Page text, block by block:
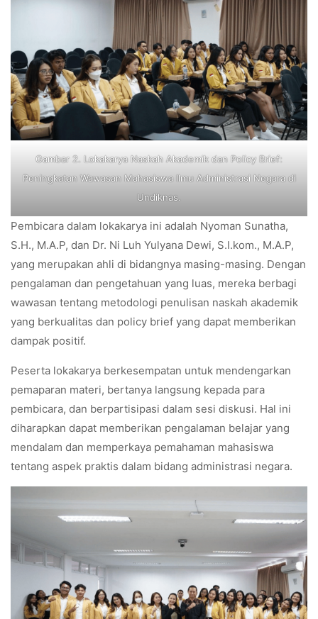
Gambar 2. Lokakarya Naskah Akademik dan Policy Brief:
Peningkatan Wawasan Mahasiswa Ilmu Administrasi Negara di
Undiknas.
Pembicara dalam lokakarya ini adalah Nyoman Sunatha,
S.H., M.A.P, dan Dr. Ni Luh Yulyana Dewi, S.I.kom., M.A.P,
yang merupakan ahli di bidangnya masing-masing. Dengan
pengalaman dan pengetahuan yang luas, mereka berbagi
wawasan tentang metodologi penulisan naskah akademik
yang berkualitas dan policy brief yang dapat memberikan
dampak positif.
Peserta lokakarya berkesempatan untuk mendengarkan
pemaparan materi, bertanya langsung kepada para
pembicara, dan berpartisipasi dalam sesi diskusi. Hal ini
diharapkan dapat memberikan pengalaman belajar yang
mendalam dan memperkaya pemahaman mahasiswa
tentang aspek praktis dalam bidang administrasi negara.